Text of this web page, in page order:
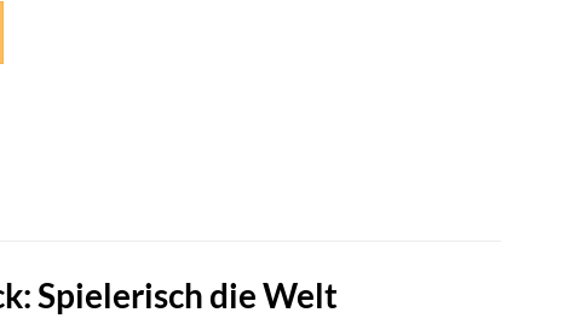
Spielerisch die Welt